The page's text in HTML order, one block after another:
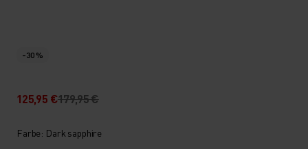
-30 %
125,95 €179,95 €
Farbe: Dark sapphire